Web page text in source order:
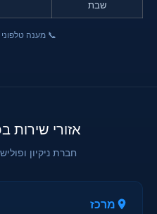
שבת
📞 מענה
אזורי שירות
חברת ניקיון
מרכז